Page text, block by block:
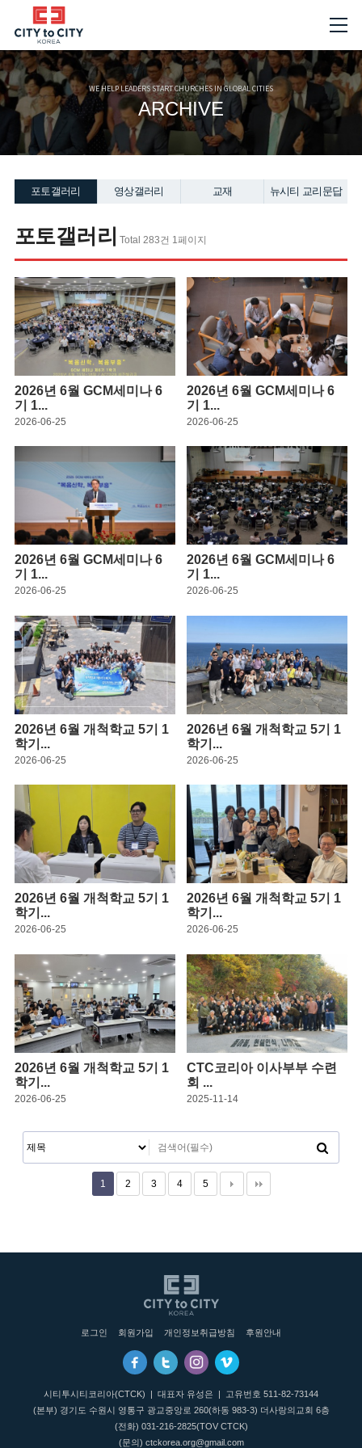
WE HELP LEADERS START CHURCHES IN GLOBAL CITIES
ARCHIVE
포토갤러리 영상갤러리 교재 뉴시티 교리문답
포토갤러리 Total 283건 1페이지
2026년 6월 GCM세미나 6
기 1...
2026-06-25
2026년 6월 GCM세미나 6
기 1...
2026-06-25
2026년 6월 GCM세미나 6
기 1...
2026-06-25
2026년 6월 GCM세미나 6
기 1...
2026-06-25
2026년 6월 개척학교 5기 1
학기...
2026-06-25
2026년 6월 개척학교 5기 1
학기...
2026-06-25
2026년 6월 개척학교 5기 1
학기...
2026-06-25
2026년 6월 개척학교 5기 1
학기...
2026-06-25
2026년 6월 개척학교 5기 1
학기...
2026-06-25
CTC코리아 이사부부 수련
회 ...
2025-11-14
1 2 3 4 5
로그인 회원가입 개인정보취급방침 후원안내
시티투시티코리아(CTCK) | 대표자 유성은 | 고유번호 511-82-73144
(본부) 경기도 수원시 영통구 광교중앙로 260(하동 983-3) 더사랑의교회 6층
(전화) 031-216-2825(TOV CTCK)
(문의) ctckorea.org@gmail.com